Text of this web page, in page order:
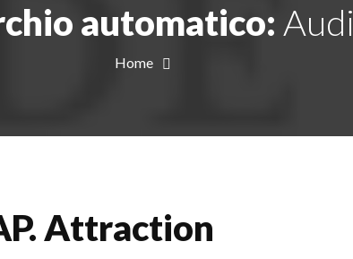
automatico: Audi
Home
Attraction